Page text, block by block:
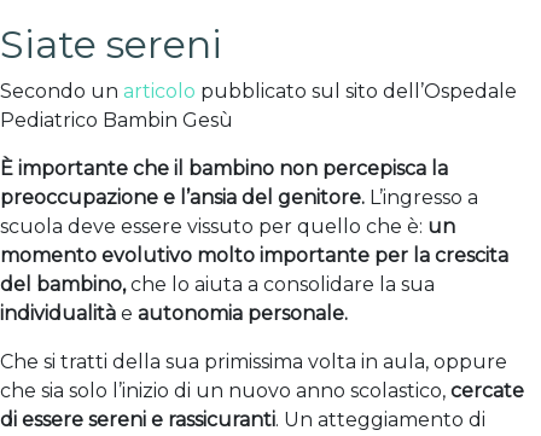
Siate sereni
Secondo un articolo pubblicato sul sito dell’Ospedale
Pediatrico Bambin Gesù
È importante che il bambino non percepisca la
preoccupazione e l’ansia del genitore. L’ingresso a
scuola deve essere vissuto per quello che è: un
momento evolutivo molto importante per la crescita
del bambino,che lo aiuta a consolidare la sua
individualità e autonomia personale.
Che si tratti della sua primissima volta in aula, oppure
che sia solo l’inizio di un nuovo anno scolastico, cercate
di essere sereni e rassicuranti. Un atteggiamento di